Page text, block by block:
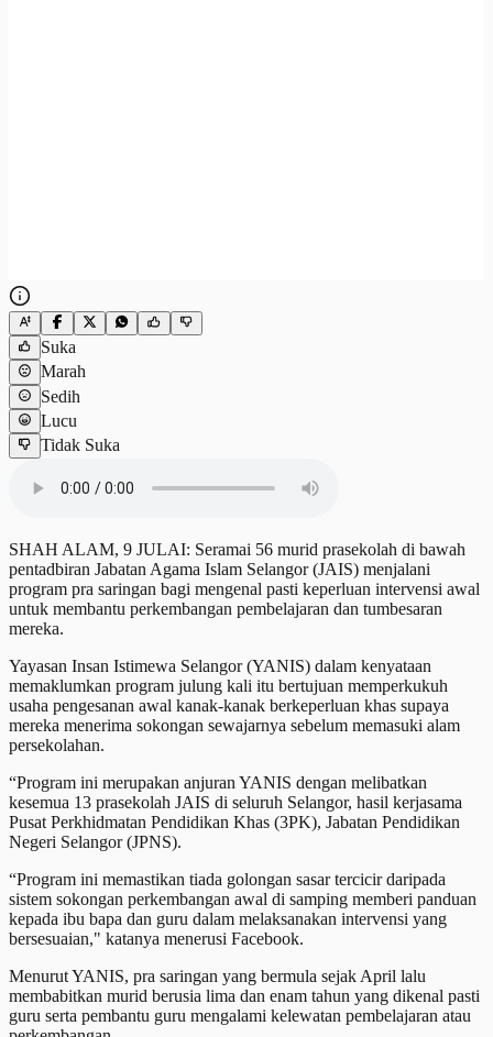
Suka
Marah
Sedih
Lucu
Tidak Suka
SHAH ALAM, 9 JULAI: Seramai 56 murid prasekolah di bawah
pentadbiran Jabatan Agama Islam Selangor (JAIS) menjalani
program pra saringan bagi mengenal pasti keperluan intervensi awal
untuk membantu perkembangan pembelajaran dan tumbesaran
mereka.
Yayasan Insan Istimewa Selangor (YANIS) dalam kenyataan
memaklumkan program julung kali itu bertujuan memperkukuh
usaha pengesanan awal kanak-kanak berkeperluan khas supaya
mereka menerima sokongan sewajarnya sebelum memasuki alam
persekolahan.
“Program ini merupakan anjuran YANIS dengan melibatkan
kesemua 13 prasekolah JAIS di seluruh Selangor, hasil kerjasama
Pusat Perkhidmatan Pendidikan Khas (3PK), Jabatan Pendidikan
Negeri Selangor (JPNS).
“Program ini memastikan tiada golongan sasar tercicir daripada
sistem sokongan perkembangan awal di samping memberi panduan
kepada ibu bapa dan guru dalam melaksanakan intervensi yang
bersesuaian," katanya menerusi Facebook.
Menurut YANIS, pra saringan yang bermula sejak April lalu
membabitkan murid berusia lima dan enam tahun yang dikenal pasti
guru serta pembantu guru mengalami kelewatan pembelajaran atau